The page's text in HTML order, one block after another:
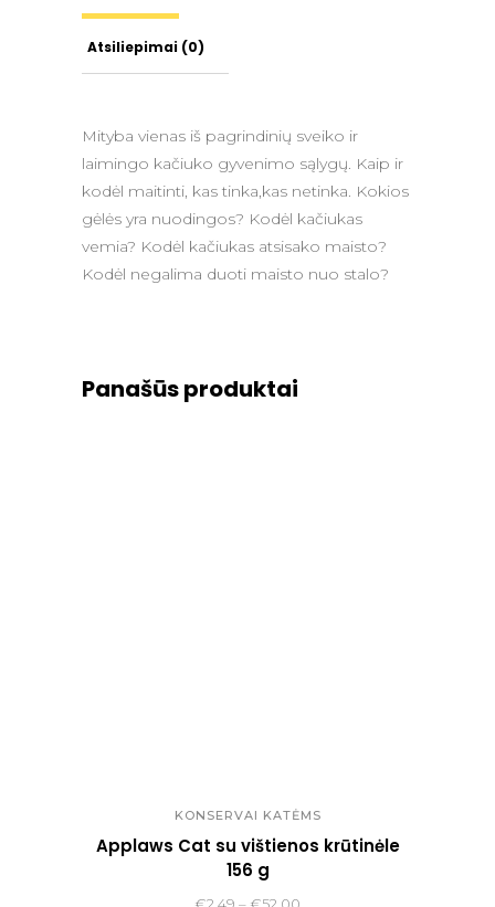
Atsiliepimai (0)
Mityba vienas iš pagrindinių sveiko ir
laimingo kačiuko gyvenimo sąlygų. Kaip ir
kodėl maitinti, kas tinka,kas netinka. Kokios
gėlės yra nuodingos? Kodėl kačiukas
vemia? Kodėl kačiukas atsisako maisto?
Kodėl negalima duoti maisto nuo stalo?
Panašūs produktai
KONSERVAI KATĖMS
Applaws Cat su vištienos krūtinėle
156 g
€2.49 – €52.00